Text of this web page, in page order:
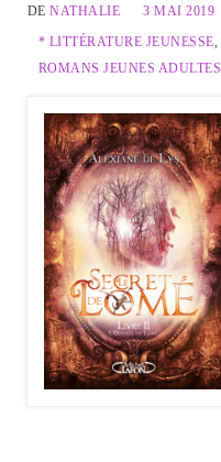
DENATHALIE
3 MAI 2019
* LITTÉRATURE JEUNESSE,
ROMANS JEUNES ADULTES